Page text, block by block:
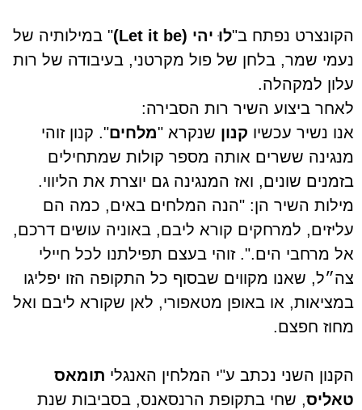
הקונצרט נפתח ב"לוּ יהי (Let it be
)" במילותיה של
נעמי שמר, בלחן של פול מקרטני, בעיבודה של רות
עלון למקהלה.
לאחר ביצוע השיר רות הסבירה:
אנו נשיר עכשיו קנון שנקרא "מלחים". קנון זוהי
מנגינה ששרים אותה מספר קולות שמתחילים
בזמנים שונים, ואז המנגינה גם יוצרת את הליווי.
מילות השיר הן: "הנה המלחים באים, כמה הם
עליזים, למרחקים קורא ליבם, באוניה עושים דרכם,
אל מרחבי הים.". זוהי בעצם תפילתנו לכל חיילי
צה״ל, שאנו מקווים שבסוף כל התקופה הזו יפליגו
במציאות, או באופן מטאפורי, לאן שקורא ליבם ואל
מחוז חפצם.
הקנון השני נכתב ע"י המלחין האנגלי תומאס
טאליס, שחי בתקופת הרנסאנס, בסביבות שנת